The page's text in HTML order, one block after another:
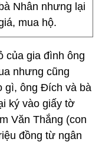
Nhân nhưng lại
mua hộ.
của gia đình ông
nhưng cũng
gì, ông Đích và bà
ký vào giấy tờ
Văn Thắng (con
đồng từ ngân